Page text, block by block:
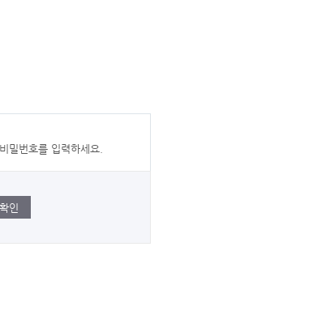
밀번호를 입력하세요.